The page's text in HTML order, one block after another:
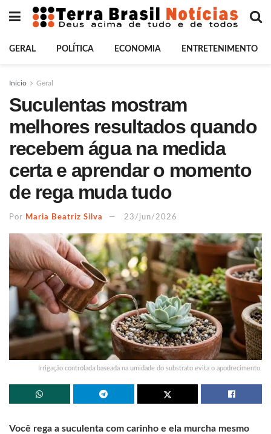
GERAL POLÍTICA ECONOMIA ENTRETENIMENTO
Início Geral
Suculentas mostram
melhores resultados quando
recebem água na medida
certa e aprendar o momento
de rega muda tudo
Por Maria Beatriz Silva 23/jun/2026
Irrigação controlada baseada na umidade do substrato evita o apodrecimento.
Você rega a suculenta com carinho e ela murcha mesmo